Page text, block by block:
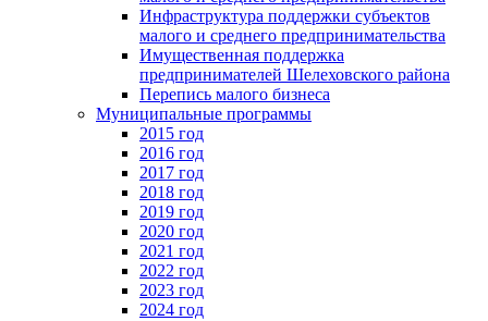
Инфраструктура поддержки субъектов
малого и среднего предпринимательства
Имущественная поддержка
предпринимателей Шелеховского района
Перепись малого бизнеса
Муниципальные программы
2015 год
2016 год
2017 год
2018 год
2019 год
2020 год
2021 год
2022 год
2023 год
2024 год